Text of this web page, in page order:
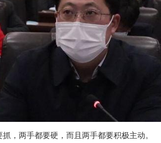
，两手都要硬，而且两手都要积极主动。